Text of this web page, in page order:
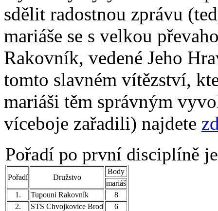
sdělit radostnou zprávu
mariáše se s velkou
Rakovník, vedené Jeho
tomto slavném vítězství,
mariáši těm správným
víceboje zařadili) najdete
Pořadí po první disciplíně
Pořadí Družstvo
Body
mariáš
1.
Tupouni Rakovník
8
2.
STS Chvojkovice Brod
6